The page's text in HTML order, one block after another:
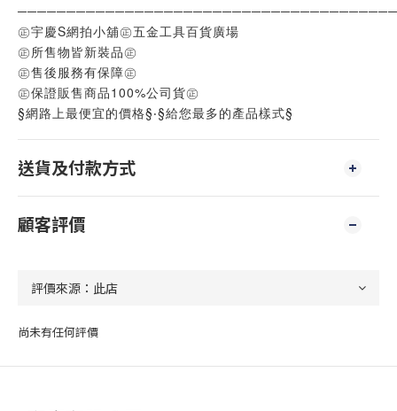
㊣宇慶S網拍小舖㊣五金工具百貨廣場
㊣所售物皆新裝品㊣
㊣售後服務有保障㊣
㊣保證販售商品100%公司貨㊣
§網路上最便宜的價格§‧§給您最多的產品樣式§
送貨及付款方式
顧客評價
尚未有任何評價